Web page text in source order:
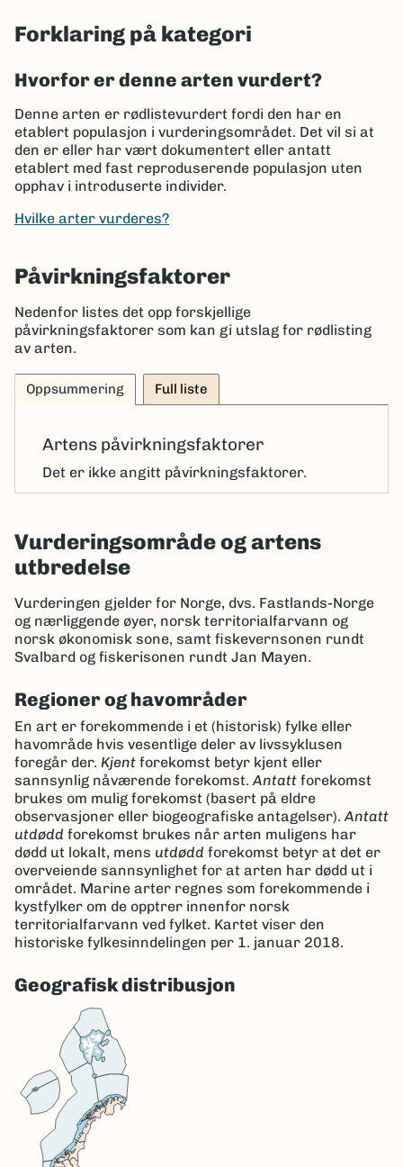
Forklaring på kategori
Hvorfor er denne arten vurdert?
Denne arten er rødlistevurdert fordi den har en
etablert populasjon i vurderingsområdet. Det vil si at
den er eller har vært dokumentert eller antatt
etablert med fast reproduserende populasjon uten
opphav i introduserte individer.
Hvilke arter vurderes?
Påvirkningsfaktorer
Nedenfor listes det opp forskjellige
påvirkningsfaktorer som kan gi utslag for rødlisting
av arten.
Oppsummering Full liste
Artens påvirkningsfaktorer
Det er ikke angitt påvirkningsfaktorer.
Vurderingsområde og artens
utbredelse
Vurderingen gjelder for Norge, dvs. Fastlands-Norge
og nærliggende øyer, norsk territorialfarvann og
norsk økonomisk sone, samt fiskevernsonen rundt
Svalbard og fiskerisonen rundt Jan Mayen.
Regioner og havområder
En art er forekommende i et (historisk) fylke eller
havområde hvis vesentlige deler av livssyklusen
foregår der. Kjent forekomst betyr kjent eller
sannsynlig nåværende forekomst.Antatt forekomst
brukes om mulig forekomst (basert på eldre
observasjoner eller biogeografiske antagelser).Antatt
utdødd forekomst brukes når arten muligens har
dødd ut lokalt, mens utdødd forekomst betyr at det er
overveiende sannsynlighet for at arten har dødd ut i
området. Marine arter regnes som forekommende i
kystfylker om de opptrer innenfor norsk
territorialfarvann ved fylket. Kartet viser den
historiske fylkesinndelingen per 1. januar 2018.
Geografisk distribusjon